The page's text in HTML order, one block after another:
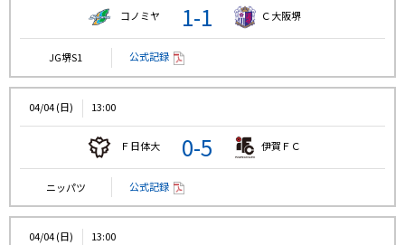
コノミヤ 1-1 Ｃ大阪堺
JG堺S1 公式記録
04/04 (日) 13:00
Ｆ日体大 0-5 伊賀ＦＣ
ニッパツ 公式記録
04/04 (日) 13:00